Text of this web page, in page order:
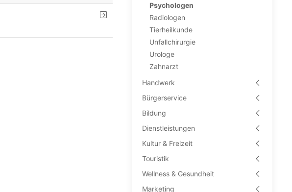
Psychologen
Radiologen
Tierheilkunde
Unfallchirurgie
Urologe
Zahnarzt
Handwerk
Bürgerservice
Bildung
Dienstleistungen
Kultur & Freizeit
Touristik
Wellness & Gesundheit
Marketing